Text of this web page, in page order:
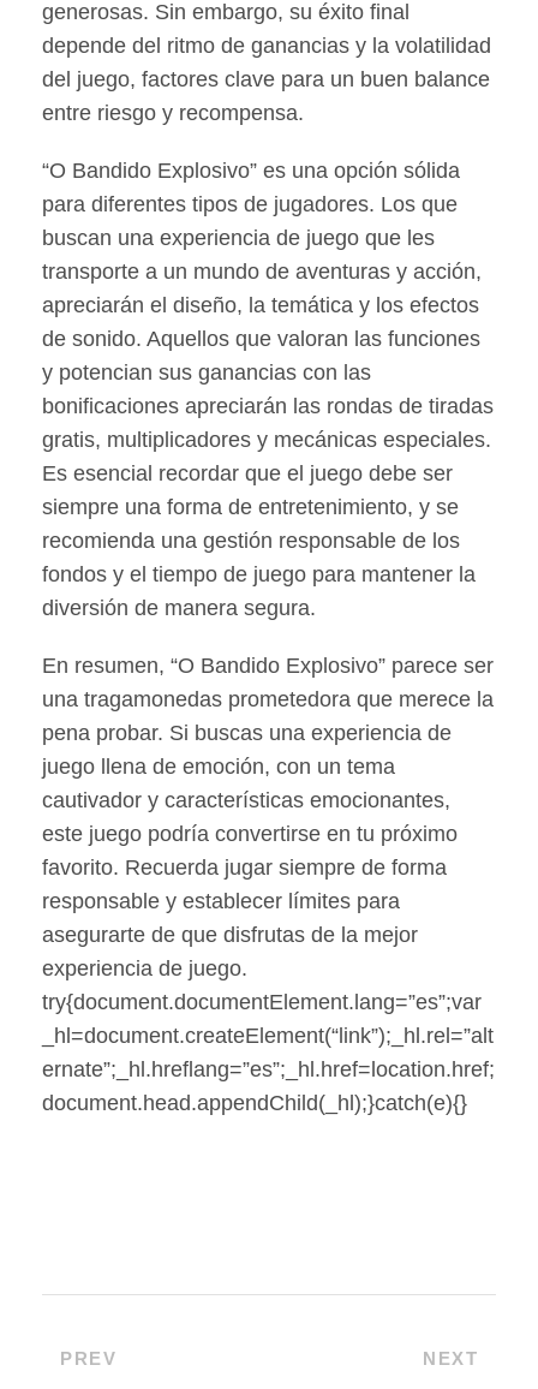
generosas. Sin embargo, su éxito final
depende del ritmo de ganancias y la volatilidad
del juego, factores clave para un buen balance
entre riesgo y recompensa.
“O Bandido Explosivo” es una opción sólida
para diferentes tipos de jugadores. Los que
buscan una experiencia de juego que les
transporte a un mundo de aventuras y acción,
apreciarán el diseño, la temática y los efectos
de sonido. Aquellos que valoran las funciones
y potencian sus ganancias con las
bonificaciones apreciarán las rondas de tiradas
gratis, multiplicadores y mecánicas especiales.
Es esencial recordar que el juego debe ser
siempre una forma de entretenimiento, y se
recomienda una gestión responsable de los
fondos y el tiempo de juego para mantener la
diversión de manera segura.
En resumen, “O Bandido Explosivo” parece ser
una tragamonedas prometedora que merece la
pena probar. Si buscas una experiencia de
juego llena de emoción, con un tema
cautivador y características emocionantes,
este juego podría convertirse en tu próximo
favorito. Recuerda jugar siempre de forma
responsable y establecer límites para
asegurarte de que disfrutas de la mejor
experiencia de juego.
try{document.documentElement.lang=”es”;var
_hl=document.createElement(“link”);_hl.rel=”alt
ernate”;_hl.hreflang=”es”;_hl.href=location.href;
document.head.appendChild(_hl);}catch(e){}
PREV NEXT